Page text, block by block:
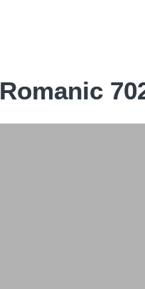
Romanic